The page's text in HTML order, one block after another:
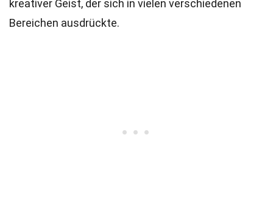
kreativer Geist, der sich in vielen verschiedenen
Bereichen ausdrückte.